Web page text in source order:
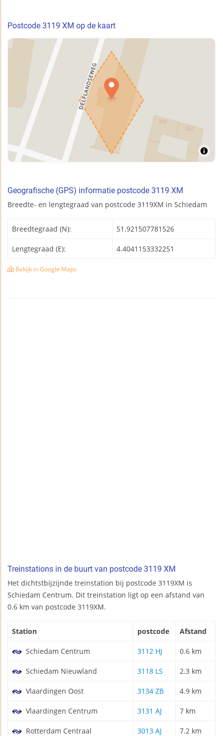
Postcode 3119 XM op de kaart
Geografische (GPS) informatie postcode 3119 XM
Breedte- en lengtegraad van postcode 3119XM in Schiedam
Breedtegraad (N): 51.921507781526
Lengtegraad (E): 4.4041153332251
Bekijk in Google Maps
Treinstations in de buurt van postcode 3119 XM
Het dichtstbijzijnde treinstation bij postcode 3119XM is
Schiedam Centrum. Dit treinstation ligt op een afstand van
0.6 km van postcode 3119XM.
Station postcode Afstand
Schiedam Centrum 3112 HJ 0.6 km
Schiedam Nieuwland 3118 LS 2.3 km
Vlaardingen Oost 3134 ZB 4.9 km
Vlaardingen Centrum 3131 AJ 7 km
Rotterdam Centraal 3013 AJ 7.2 km